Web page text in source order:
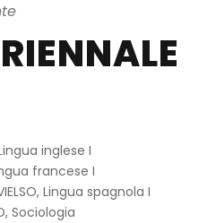
Lingua inglese I
francese I
Lingua spagnola I
Sociologia